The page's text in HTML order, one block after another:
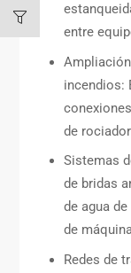
entre
incendios:
de
Sistemas
de bridas
de agua
de
Redes de